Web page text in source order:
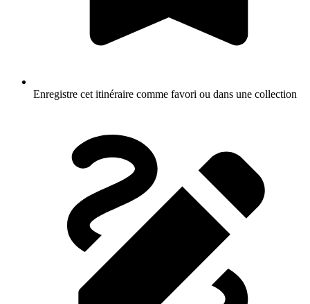
Enregistre cet itinéraire comme favori ou dans une collection